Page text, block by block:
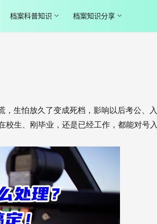
档案科普知识 档案知识分享
生怕放久了变成死档，影响以后考公、入
校生、刚毕业，还是已经工作，都能对号